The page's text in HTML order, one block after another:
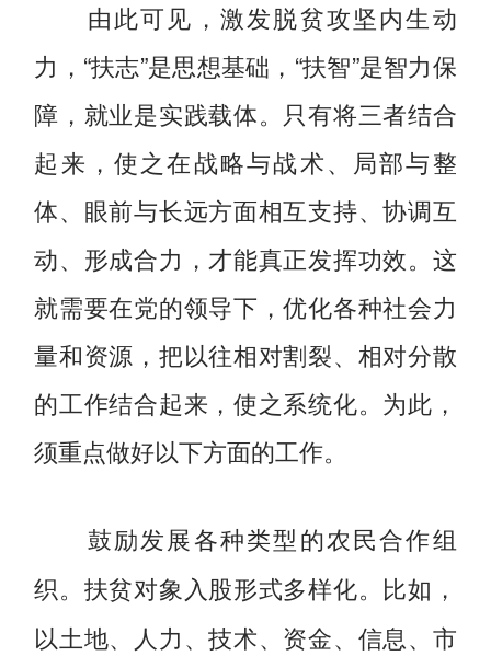
由此可见，激发脱贫攻坚内生动
力，“扶志”是思想基础，“扶智”是智力保
障，就业是实践载体。只有将三者结合
起来，使之在战略与战术、局部与整
体、眼前与长远方面相互支持、协调互
动、形成合力，才能真正发挥功效。这
就需要在党的领导下，优化各种社会力
量和资源，把以往相对割裂、相对分散
的工作结合起来，使之系统化。为此，
须重点做好以下方面的工作。
鼓励发展各种类型的农民合作组
织。 扶贫对象入股形式多样化。比如，
以土地、人力、技术、资金、信息、市